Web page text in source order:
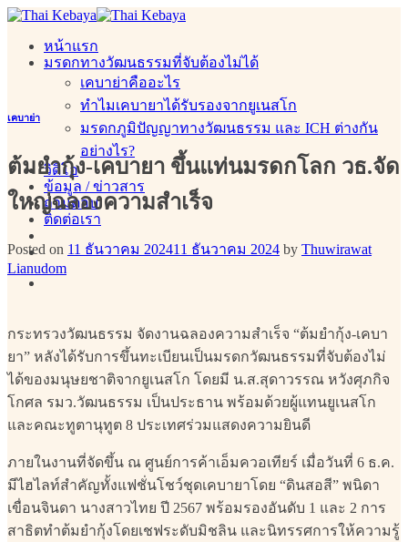
Skip
contentหน้าแรก
มรดกทางวัฒนธรรมที่จับต้องไม่ได้
เคบาย่าคืออะไร
ทำไมเคบายาได้รับรองจากยูเนสโก
มรดกภูมิปัญญาทางวัฒนธรรม และ ICH ต่างกัน
อย่างไร?
วิดิโอ
ข้อมูล / ข่าวสาร
ถามตอบ
ติดต่อเรา
เคบาย่า
ต้มยำกุ้ง-เคบายา ขึ้นแท่นมรดกโลก วธ.จัด
ใหญ่ฉลองความสำเร็จ
Posted on 11 ธันวาคม 202411 ธันวาคม 2024 by Thuwirawat
Lianudom
กระทรวงวัฒนธรรม จัดงานฉลองความสำเร็จ “ต้มยำกุ้ง-เคบา
ยา” หลังได้รับการขึ้นทะเบียนเป็นมรดกวัฒนธรรมที่จับต้องไม่
ได้ของมนุษยชาติจากยูเนสโก โดยมี น.ส.สุดาวรรณ หวังศุภกิจ
โกศล รมว.วัฒนธรรม เป็นประธาน พร้อมด้วยผู้แทนยูเนสโก
และคณะทูตานุทูต 8 ประเทศร่วมแสดงความยินดี
ภายในงานที่จัดขึ้น ณ ศูนย์การค้าเอ็มควอเทียร์ เมื่อวันที่ 6 ธ.ค.
มีไฮไลท์สำคัญทั้งแฟชั่นโชว์ชุดเคบายาโดย “ดินสอสี” พนิดา
เขื่อนจินดา นางสาวไทย ปี 2567 พร้อมรองอันดับ 1 และ 2 การ
สาธิตทำต้มยำกุ้งโดยเชฟระดับมิชลิน และนิทรรศการให้ความรู้